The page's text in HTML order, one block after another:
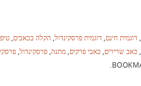
דוגמית חינם דוגמית פרסקינדול הקלה בכאבים
כאב שרירים כאבי פרקים מתנה פרסקינדול